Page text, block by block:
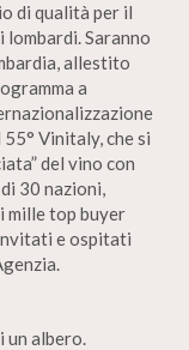
di qualità per il
Saranno
allestito
a
Vinitaly, che si
del vino con
30 nazioni,
mille top buyer
e ospitati
un albero.